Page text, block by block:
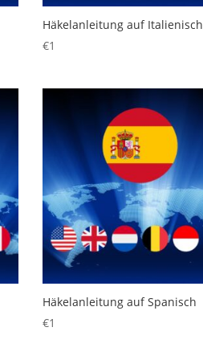
Häkelanleitung auf Italienisch
€1
Häkelanleitung auf Spanisch
€1